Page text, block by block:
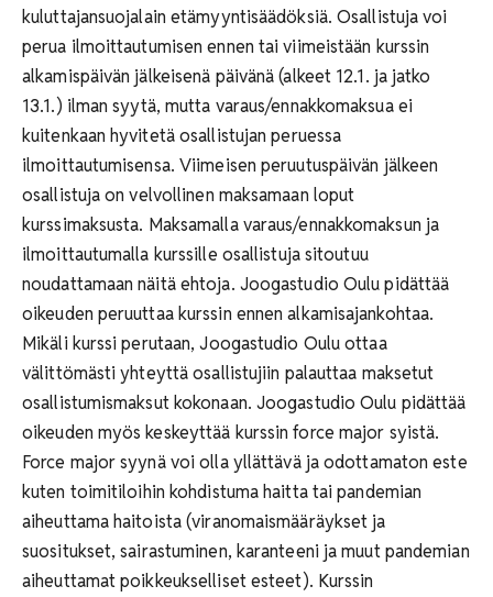
kuluttajansuojalain etämyyntisäädöksiä. Osallistuja voi
perua ilmoittautumisen ennen tai viimeistään kurssin
alkamispäivän jälkeisenä päivänä (alkeet 12.1. ja jatko
13.1.) ilman syytä, mutta varaus/ennakkomaksua ei
kuitenkaan hyvitetä osallistujan peruessa
ilmoittautumisensa. Viimeisen peruutuspäivän jälkeen
osallistuja on velvollinen maksamaan loput
kurssimaksusta. Maksamalla varaus/ennakkomaksun ja
ilmoittautumalla kurssille osallistuja sitoutuu
noudattamaan näitä ehtoja. Joogastudio Oulu pidättää
oikeuden peruuttaa kurssin ennen alkamisajankohtaa.
Mikäli kurssi perutaan, Joogastudio Oulu ottaa
välittömästi yhteyttä osallistujiin palauttaa maksetut
osallistumismaksut kokonaan. Joogastudio Oulu pidättää
oikeuden myös keskeyttää kurssin force major syistä.
Force major syynä voi olla yllättävä ja odottamaton este
kuten toimitiloihin kohdistuma haitta tai pandemian
aiheuttama haitoista (viranomaismääräykset ja
suositukset, sairastuminen, karanteeni ja muut pandemian
aiheuttamat poikkeukselliset esteet). Kurssin